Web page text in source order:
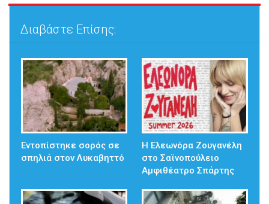
Διαβάστε Επίσης:
Εντοπίστηκε σορός σε
σπηλιά στον Λυκαβηττό
Η Ελεωνόρα Ζουγανέλη
στο Σαϊνοπούλειο
Αμφιθέατρο Σπάρτης